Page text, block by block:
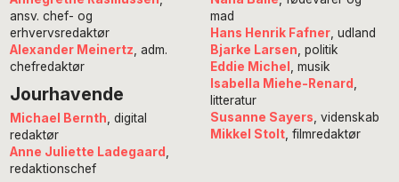
ansv. chef- og
erhvervsredaktør
Alexander Meinertz , adm.
chefredaktør
Jourhavende
Michael Bernth , digital
redaktør
Anne Juliette Ladegaard
redaktionschef
mad
Hans Henrik Fafner, udland
Bjarke Larsen , politik
Eddie Michel
, musik
Isabella Miehe-Renard
litteratur
Susanne Sayers , videnskab
Mikkel Stolt, filmredaktør